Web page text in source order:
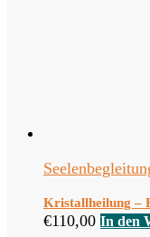
Kristallheilung –
€110,00 In den